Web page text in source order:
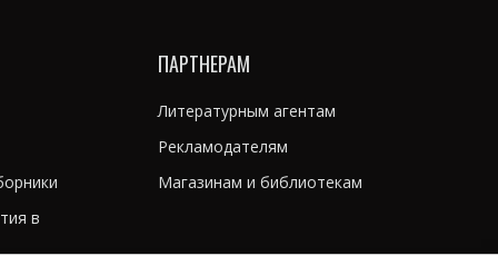
в
ПАРТНЕРАМ
Литературным агентам
Рекламодателям
Магазинам и библиотекам